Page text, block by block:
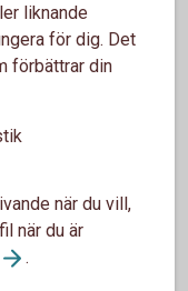
pengar?
liknande
för dig. Det
förbättrar din
när du vill,
när du är
.